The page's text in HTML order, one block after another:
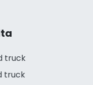
truck
truck